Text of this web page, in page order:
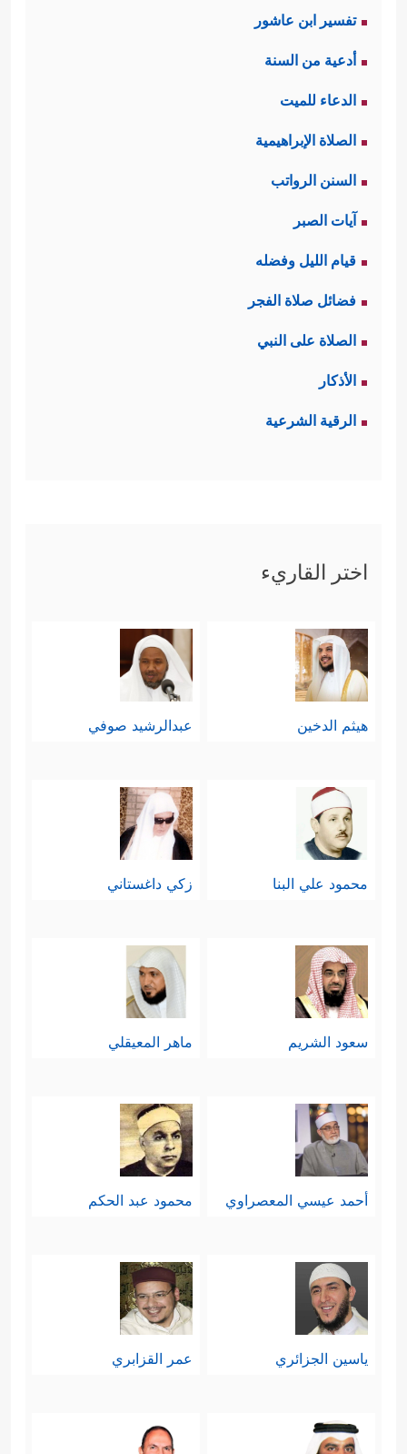
تفسير ابن عاشور
أدعية من السنة
الدعاء للميت
الصلاة الإبراهيمية
السنن الرواتب
آيات الصبر
قيام الليل وفضله
فضائل صلاة الفجر
الصلاة على النبي
الأذكار
الرقية الشرعية
اختر القاريء
هيثم الدخين عبدالرشيد صوفي
محمود علي البنا زكي داغستاني
سعود الشريم ماهر المعيقلي
أحمد عيسي المعصراوي محمود عبد الحكم
ياسين الجزائري عمر القزابري